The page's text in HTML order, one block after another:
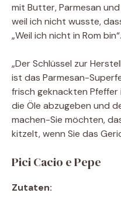
mit Butter, Parmesan
weil ich nicht wusste,
„Weil ich nicht in Rom bin“.
„Der Schlüssel zur
ist das Parmesan-
frisch geknackten Pfeffer
die Öle abzugeben und
machen-Sie möchten,
kitzelt, wenn Sie das
Pici Cacio e Pepe
Zutaten: